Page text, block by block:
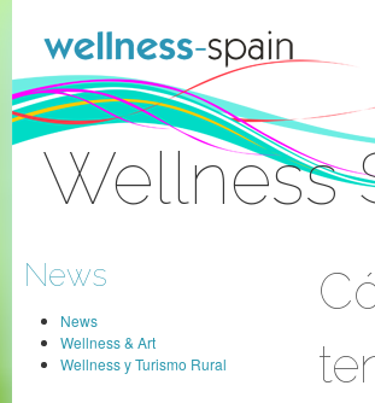
Wellness
News
News
Wellness & Art
Wellness y Turismo Rural